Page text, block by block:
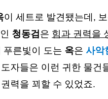
이 세트로 발견됐는데,
청동검 은 힘과 권력을
푸른빛이 도는 옥은 사악
자들은 이런 귀한 물건
력을 꾀할 수 있었죠.